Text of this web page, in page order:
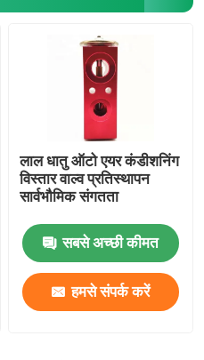
लाल धातु ऑटो एयर कंडीशनिंग
विस्तार वाल्व प्रतिस्थापन
सार्वभौमिक संगतता
सबसे अच्छी कीमत
हमसे संपर्क करें